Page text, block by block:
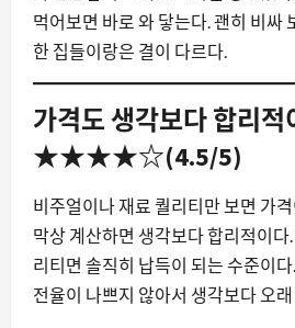
먹어보면 바로 와 닿는다. 괜히 비싸
한 집들이랑은 결이 다르다.
가격도 생각보다 합리적
★★★★☆(4.5/5)
비주얼이나 재료 퀄리티만 보면 가격
막상 계산하면 생각보다 합리적이다
리티면 솔직히 납득이 되는 수준이
전율이 나쁘지 않아서 생각보다 오